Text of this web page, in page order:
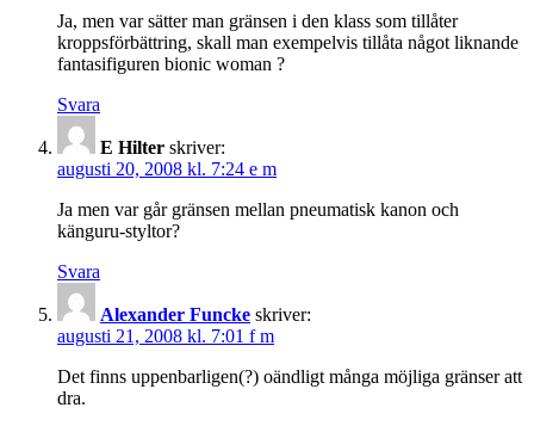
Ja, men var sätter man gränsen i den klass som tillåter
kroppsförbättring, skall man exempelvis tillåta något liknande
fantasifiguren bionic woman ?
Svara
E Hilter skriver:
augusti 20, 2008 kl. 7:24 e m
Ja men var går gränsen mellan pneumatisk kanon och
känguru-styltor?
Svara
Alexander Funcke skriver:
augusti 21, 2008 kl. 7:01 f m
Det finns uppenbarligen(?) oändligt många möjliga gränser att
dra.